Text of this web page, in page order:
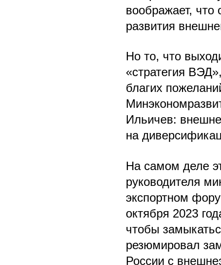
воображает, что
развития
Но то, что
«стратегия
благих
Ильичев:
на
На самом деле
руководителя
экспортном
октября 2023
чтобы
резюмировал
России с